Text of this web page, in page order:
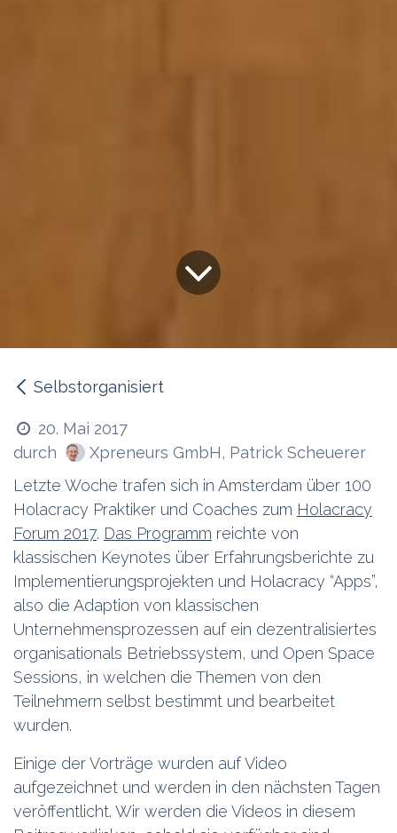
Selbstorganisiert
20. Mai 2017
durch
Xpreneurs GmbH, Patrick Scheuerer
Letzte Woche trafen sich in Amsterdam über 100
Holacracy Praktiker und Coaches zum Holacracy
Forum 2017. Das Programm reichte von
klassischen Keynotes über Erfahrungsberichte zu
Implementierungsprojekten und Holacracy “Apps”,
also die Adaption von klassischen
Unternehmensprozessen auf ein dezentralisiertes
organisationals Betriebssystem, und Open Space
Sessions, in welchen die Themen von den
Teilnehmern selbst bestimmt und bearbeitet
wurden.
Einige der Vorträge wurden auf Video
aufgezeichnet und werden in den nächsten Tagen
veröffentlicht. Wir werden die Videos in diesem